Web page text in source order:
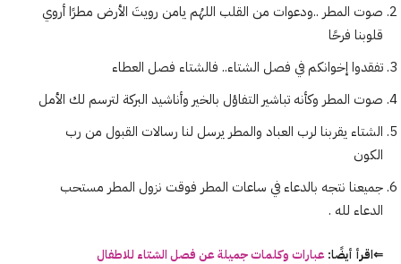
صوت المطر ..ودعوات من القلب اللهُم يامن رويتَ الأرض مطرًا أروي
قلوبنا فرحًا
تفقدوا إخوانكم في فصل الشتاء.. فالشتاء فصل العطاء
صوت المطر وكأنه تباشير التفاؤل بالخير وأناشيد البركة لترسم لك الأمل
الشتاء يقربنا لرب العباد والمطر يرسل لنا رسالات القبول من رب
الكون
جميعنا نتجه بالدعاء في ساعات المطر فوقت نزول المطر مستحب
الدعاء لله .
⇐اقرأ أيضًا: عبارات وكلمات جميلة عن فصل الشتاء للاطفال